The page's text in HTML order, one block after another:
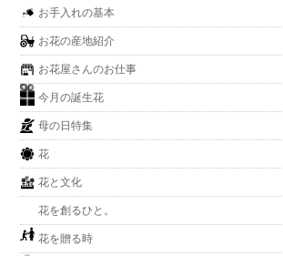
お手入れの基本
お花の産地紹介
お花屋さんのお仕事
今月の誕生花
母の日特集
花
花と文化
花を創るひと。
花を贈る時